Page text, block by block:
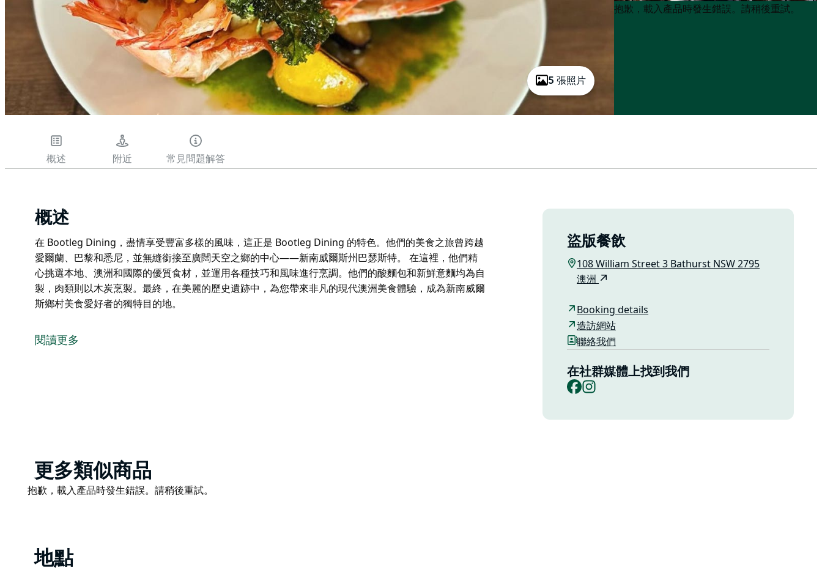
5 張照片
Product
Product
抱歉，載入產品時發生錯誤。請稍後重試。
概述 附近 常見問題解答
概述
在 Bootleg Dining，盡情享受豐富多樣的風味，這正是 Bootleg Dining 的特色。他們的美食之旅曾跨越
愛爾蘭、巴黎和悉尼，並無縫銜接至廣闊天空之鄉的中心——新南威爾斯州巴瑟斯特。 在這裡，他們精
心挑選本地、澳洲和國際的優質食材，並運用各種技巧和風味進行烹調。他們的酸麵包和新鮮意麵均為自
製，肉類則以木炭烹製。最終，在美麗的歷史遺跡中，為您帶來非凡的現代澳洲美食體驗，成為新南威爾
斯鄉村美食愛好者的獨特目的地。
愛爾蘭、巴黎和悉尼，並無縫銜接至廣闊天空之鄉的中心——新南威爾斯州巴瑟斯特。
閱讀更多
盜版餐飲
108 William Street 3 Bathurst NSW 2795
澳洲
Booking details
造訪網站
聯絡我們
在社群媒體上找到我們
Facebook
Product
List
更多類似商品
Product
抱歉，載入產品時發生錯誤。請稍後重試。
地點